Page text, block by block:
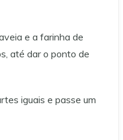
e a farinha de
até dar o ponto de
iguais e passe um